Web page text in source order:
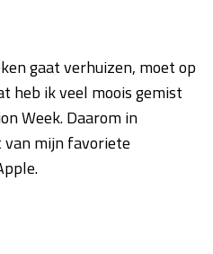
gaat verhuizen, moet op
heb ik veel moois gemist
Week. Daarom in
mijn favoriete